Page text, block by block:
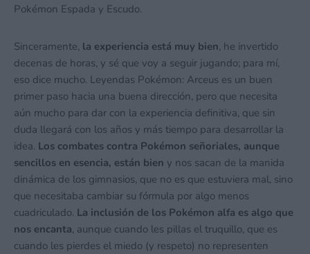
Pokémon Espada y Escudo.
Sinceramente, la experiencia está muy bien, he invertido
decenas de horas, y sé que voy a seguir jugando; para mí,
eso dice mucho. Leyendas Pokémon: Arceus es un buen
primer paso hacia una buena dirección, pero que necesita
aún mucho para dar con la experiencia definitiva, que sin
duda llegará con los años y más tiempo para desarrollar la
idea. Los combates contra Pokémon señoriales, aunque
sencillos en esencia, están bien y nos sacan de la manida
dinámica de los gimnasios, que no es que estuviera mal, sino
que necesitaba cambiar su fórmula por algo menos
cuadriculado. La inclusión de los Pokémon alfa es algo que
nos encanta, aunque cuando les pillas el truquillo, que es
cuando les pierdes el miedo (y respeto) no representen